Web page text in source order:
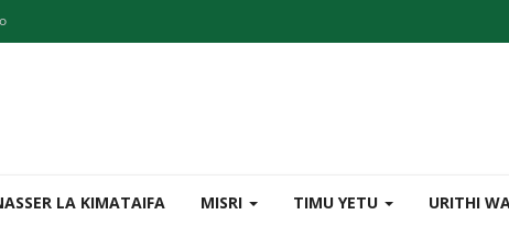
LA KIMATAIFA MISRI TIMU YETU URITHI